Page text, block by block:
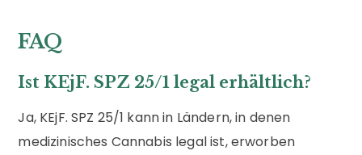
FAQ
Ist KEjF. SPZ 25/1 legal erhältlich?
Ja, KEjF. SPZ 25/1 kann in Ländern, in denen
medizinisches Cannabis legal ist, erworben